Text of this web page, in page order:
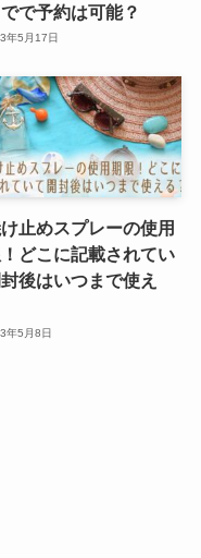
で予約は可能？
年5月17日
止めスプレーの使用
どこに記載されてい
後はいつまで使え
年5月8日